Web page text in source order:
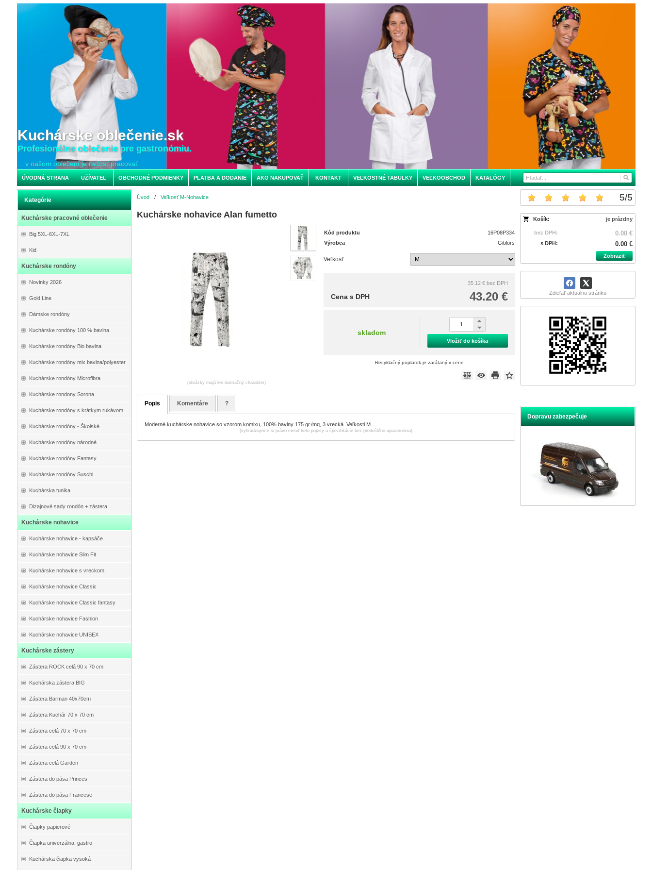
Kuchárske oblečenie.sk
Profesionálne oblečenie pre gastronómiu.
... v našom oblečení je radosť pracovať
ÚVODNÁ STRANA UŽÍVATEĽ OBCHODNÉ PODMIENKY PLATBA A DODANIE AKO NAKUPOVAŤ KONTAKT VEĽKOSTNÉ TABULKY VEĽKOOBCHOD KATALÓGY
Kategórie
Kuchárske pracovné oblečenie
Big 5XL-6XL-7XL
Kid
Kuchárske rondóny
Novinky 2026
Gold Line
Dámske rondóny
Kuchárske rondóny 100 % bavlna
Kuchárske rondóny Bio bavlna
Kuchárske rondóny mix bavlna/polyester
Kuchárske rondóny Microfibra
Kuchárske rondony Sorona
Kuchárske rondóny s krátkym rukávom
Kuchárske rondóny - Školské
Kuchárske rondóny národné
Kuchárske rondóny Fantasy
Kuchárske rondóny Suschi
Kuchárska tunika
Dizajnové sady rondón + zástera
Kuchárske nohavice
Kuchárske nohavice - kapsáče
Kuchárske nohavice Slim Fit
Kuchárske nohavice s vreckom.
Kuchárske nohavice Classic
Kuchárske nohavice Classic fantasy
Kuchárske nohavice Fashion
Kuchárske nohavice UNISEX
Kuchárske zástery
Zástera ROCK celá 90 x 70 cm
Kuchárska zástera BIG
Zástera Barman 40x70cm
Zástera Kuchár 70 x 70 cm
Zástera celá 70 x 70 cm
Zástera celá 90 x 70 cm
Zástera celá Garden
Zástera do pása Princes
Zástera do pása Francese
Kuchárske čiapky
Čiapky papierové
Čiapka univerzálna, gastro
Kuchárska čiapka vysoká
5/5
Košík: je prázdny
bez DPH: 0.00 €
s DPH: 0.00 €
Zobraziť
Zdieľať aktuálnu stránku
Dopravu zabezpečuje
Úvod / Veľkosť M-Nohavice
Kuchárske nohavice Alan fumetto
(obrázky majú len ilustračný charakter)
Kód produktu
16P08P334
Výrobca
Giblors
Veľkosť
35.12 € bez DPH
43.20 €
Cena s DPH
skladom
Vložiť do košíka
Recyklačný poplatok je zarátaný v cene
Popis Komentáre ?
Moderné kuchárske nohavice so vzorom komixu, 100% bavlny 175 gr./mq, 3 vrecká. Veľkosti M
(vyhradzujeme si právo meniť tieto popisy a špecifikácie bez predošlého upozornenia)